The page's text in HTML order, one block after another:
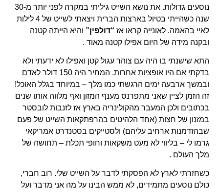
נוסעים גדולות. את נושא השייט גיליתי במקרה לפני יותר מ-30
שנה כשהייתי בטיול בארצות הברית ויצאתי לשייט של 4 לילות
לאיי בהאמה. לאונייה קראו אז “דולפין”והיא הייתה קטנה
ובקנה מידה של היום אפילו קטנה מאוד .
התא שישנתי בו היה עם צוהר עגול קטן ואפילו לא ידעתי ולא
בדקתי אם היו אופציות אחרות. המחיר היה 150 דולר לאדם
ובמשך ארבעה ימים הרגשתי כמו מלך – במיוחד בגלל האוכל!
זה הזמן לציין שאני מתפרנס מענף המזון ואף מלווה אותו שנים
בכתובים ולכן המעבר מהקולינריה בארץ אז לזנבות לובסטר
במזנון של חצות (אחד הלהיטים בהרפתקאות השייט של פעם
שבהזדמנות ארחיב עליהם) ולסטייקים בסטנדרט אמריקאי
גרמו לי – בליווי לא מעט משקאות וחופי תכלת – תחושה של
מלך העולם .
כשחזרתי לארץ לא הפסקתי לדבר על השייט שלי. רוב חברי,
כולם נוסעים מתמידים, לא ממש הבינו על מה אני מדבר ועל